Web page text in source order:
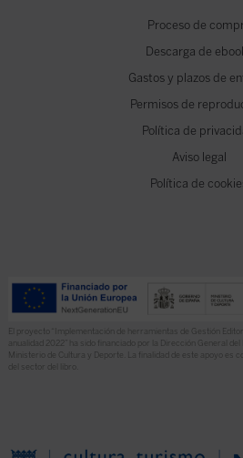
Proceso de
Descarga de
Gastos y plazos de
Permisos de
Política de
Aviso legal
Política de
El proyecto “Implementación de herramientas de Gestión
anualidad 2022” ha sido financiado por la Dirección General del
Ministerio de Cultura y Deporte. La finalidad de este apoyo es
del sector del libro.